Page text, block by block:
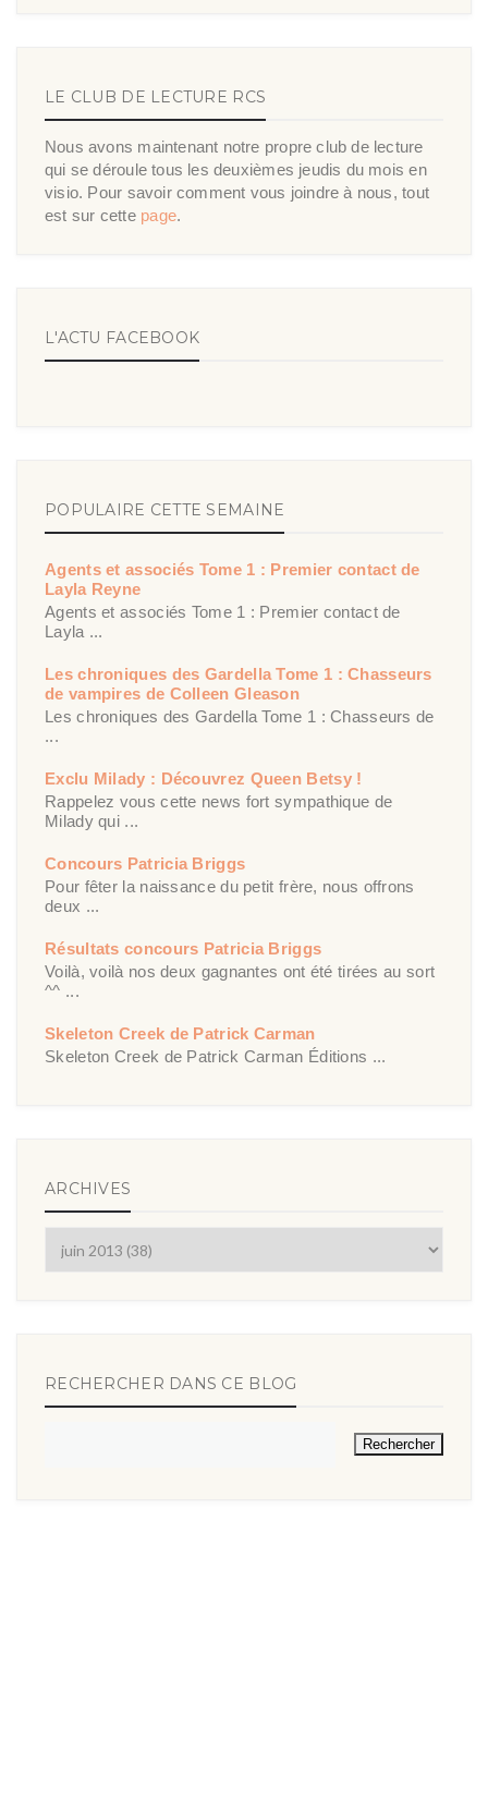
LE CLUB DE LECTURE RCS
Nous avons maintenant notre propre club de lecture
qui se déroule tous les deuxièmes jeudis du mois en
visio. Pour savoir comment vous joindre à nous, tout
est sur cette page.
L'ACTU FACEBOOK
POPULAIRE CETTE SEMAINE
Agents et associés Tome 1 : Premier contact de
Layla Reyne
Agents et associés Tome 1 : Premier contact de
Layla ...
Les chroniques des Gardella Tome 1 : Chasseurs
de vampires de Colleen Gleason
Les chroniques des Gardella Tome 1 : Chasseurs de
...
Exclu Milady : Découvrez Queen Betsy !
Rappelez vous cette news fort sympathique de
Milady qui ...
Concours Patricia Briggs
Pour fêter la naissance du petit frère, nous offrons
deux ...
Résultats concours Patricia Briggs
Voilà, voilà nos deux gagnantes ont été tirées au sort
^^ ...
Skeleton Creek de Patrick Carman
Skeleton Creek de Patrick Carman Éditions ...
ARCHIVES
RECHERCHER DANS CE BLOG